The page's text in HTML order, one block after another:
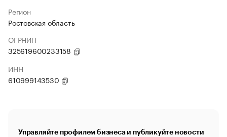
Регион
Ростовская область
ОГРНИП
325619600233158
ИНН
610999143530
Управляйте профилем бизнеса и публикуйте новости